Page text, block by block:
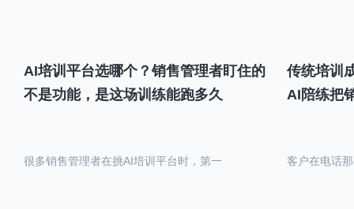
AI培训平台选哪个？销售管理者盯住的
不是功能，是这场训练能跑多久
很多销售管理者在挑AI培训平台时，第一
传统培训
AI陪练把
客户在电话